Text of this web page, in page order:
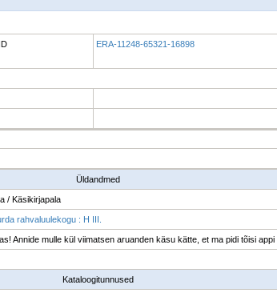
ERA-11248-65321-16898
Üldandmed
/ Käsikirjapala
rahvaluulekogu : H III.
Annide mulle kül viimatsen aruanden käsu kätte, et ma pidi tõisi
Kataloogitunnused